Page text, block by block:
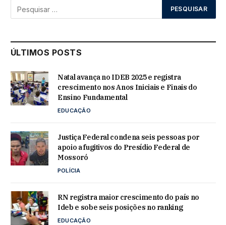
ÚLTIMOS POSTS
Natal avança no IDEB 2025 e registra
crescimento nos Anos Iniciais e Finais do
Ensino Fundamental
EDUCAÇÃO
Justiça Federal condena seis pessoas por
apoio a fugitivos do Presídio Federal de
Mossoró
POLÍCIA
RN registra maior crescimento do país no
Ideb e sobe seis posições no ranking
EDUCAÇÃO